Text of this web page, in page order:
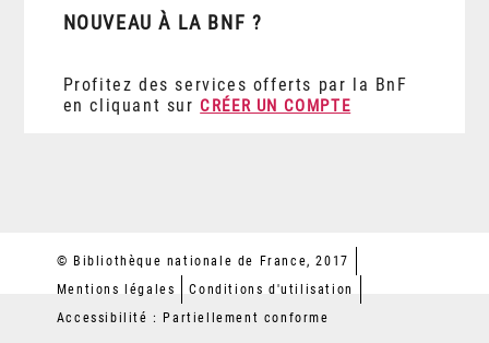
NOUVEAU À LA BNF ?
Profitez des services offerts par la BnF
en cliquant sur CRÉER UN COMPTE
© Bibliothèque nationale de France, 2017
Mentions légales
Conditions d'utilisation
Accessibilité : Partiellement conforme